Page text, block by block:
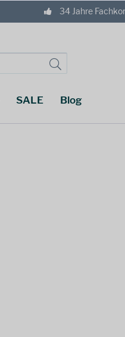
34 Jahre
SALE Blog